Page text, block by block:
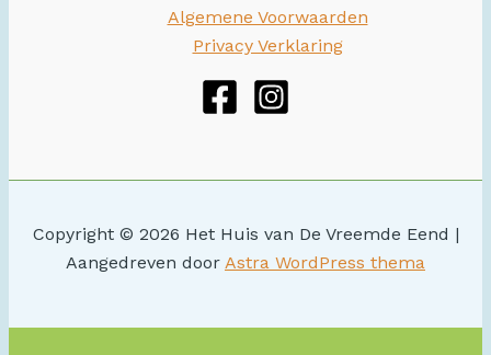
Algemene Voorwaarden
Privacy Verklaring
Copyright © 2026 Het Huis van De Vreemde Eend |
Aangedreven door Astra WordPress thema